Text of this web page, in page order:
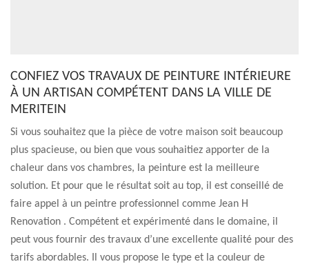
CONFIEZ VOS TRAVAUX DE PEINTURE INTÉRIEURE
À UN ARTISAN COMPÉTENT DANS LA VILLE DE
MERITEIN
Si vous souhaitez que la pièce de votre maison soit beaucoup
plus spacieuse, ou bien que vous souhaitiez apporter de la
chaleur dans vos chambres, la peinture est la meilleure
solution. Et pour que le résultat soit au top, il est conseillé de
faire appel à un peintre professionnel comme Jean H
Renovation . Compétent et expérimenté dans le domaine, il
peut vous fournir des travaux d’une excellente qualité pour des
tarifs abordables. Il vous propose le type et la couleur de